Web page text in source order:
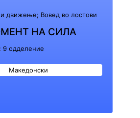
движење; Вовед во лостови
НА СИЛА
9 одделение
Македонски